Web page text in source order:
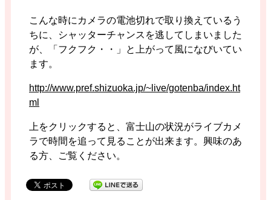
こんな時にカメラの電池切れで取り換えているう
ちに、シャッターチャンスを逃してしまいました
が、「フクフク・・」と上がって風になびいてい
ます。
http://www.pref.shizuoka.jp/~live/gotenba/index.ht
ml
上をクリックすると、富士山の状況がライブカメ
ラで時間を追って見ることが出来ます。興味のあ
る方、ご覧ください。